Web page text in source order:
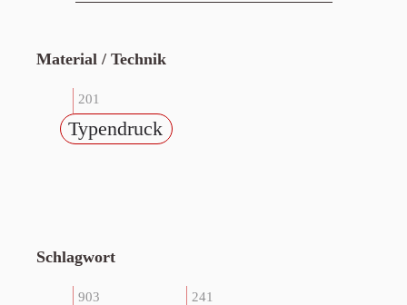
Material / Technik
201
Typendruck
Schlagwort
903 241